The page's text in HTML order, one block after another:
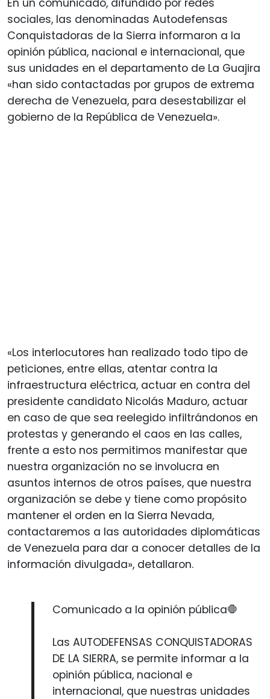
sociales, las denominadas Autodefensas
Conquistadoras de la Sierra informaron a la
opinión pública, nacional e internacional, que
sus unidades en el departamento de La Guajira
«han sido contactadas por grupos de extrema
derecha de Venezuela, para desestabilizar el
gobierno de la República de Venezuela».
«Los interlocutores han realizado todo tipo de
peticiones, entre ellas, atentar contra la
infraestructura eléctrica, actuar en contra del
presidente candidato Nicolás Maduro, actuar
en caso de que sea reelegido infiltrándonos en
protestas y generando el caos en las calles,
frente a esto nos permitimos manifestar que
nuestra organización no se involucra en
asuntos internos de otros países, que nuestra
organización se debe y tiene como propósito
mantener el orden en la Sierra Nevada,
contactaremos a las autoridades diplomáticas
de Venezuela para dar a conocer detalles de la
información divulgada», detallaron.
Comunicado a la opinión pública🛑
Las AUTODEFENSAS CONQUISTADORAS
DE LA SIERRA, se permite informar a la
opinión pública, nacional e
internacional, que nuestras unidades